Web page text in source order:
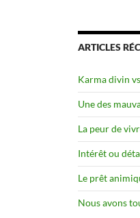
ARTICLES
Karma divin
Une des
La peur de
Intérêt ou
Le prêt
Nous avons